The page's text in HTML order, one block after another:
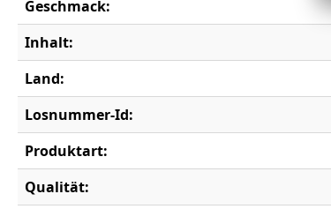
Geschmack:
Inhalt:
Land:
Losnummer-Id:
Produktart:
Qualität: